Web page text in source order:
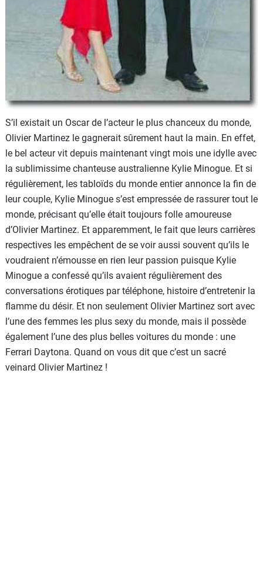
S’il existait un Oscar de l’acteur le plus chanceux du monde,
Olivier Martinez le gagnerait sûrement haut la main. En effet,
le bel acteur vit depuis maintenant vingt mois une idylle avec
la sublimissime chanteuse australienne Kylie Minogue. Et si
régulièrement, les tabloïds du monde entier annonce la fin de
leur couple, Kylie Minogue s’est empressée de rassurer tout le
monde, précisant qu’elle était toujours folle amoureuse
d’Olivier Martinez. Et apparemment, le fait que leurs carrières
respectives les empêchent de se voir aussi souvent qu’ils le
voudraient n’émousse en rien leur passion puisque Kylie
Minogue a confessé qu’ils avaient régulièrement des
conversations érotiques par téléphone, histoire d’entretenir la
flamme du désir. Et non seulement Olivier Martinez sort avec
l’une des femmes les plus sexy du monde, mais il possède
également l’une des plus belles voitures du monde : une
Ferrari Daytona. Quand on vous dit que c’est un sacré
veinard Olivier Martinez !